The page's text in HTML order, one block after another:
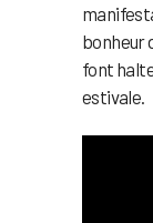
bonheur
font
estivale.